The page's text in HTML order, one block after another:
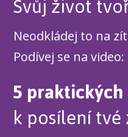
Neodkládej to na
Podívej se na video:
5
k posílení